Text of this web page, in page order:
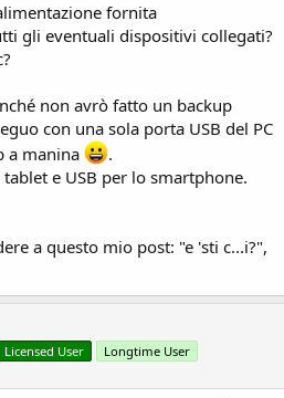
fornita
gli eventuali dispositivi collegati?
non avrò fatto un backup
con una sola porta USB del PC
a manina
.
e USB per lo smartphone.
a questo mio post: "e 'sti c...i?",
Licensed User Longtime User